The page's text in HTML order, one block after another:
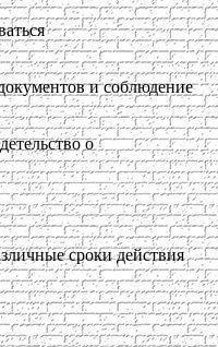
и соблюдение
о
сроки действия